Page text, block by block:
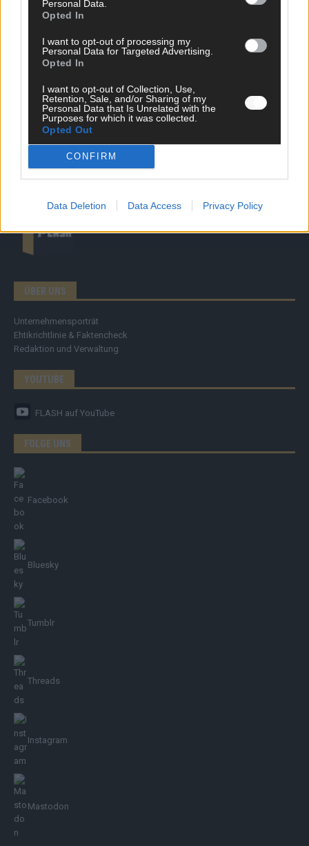
Personal Data.
Opted In
I want to opt-out of processing my
Personal Data for Targeted Advertising.
Opted In
I want to opt-out of Collection, Use,
Retention, Sale, and/or Sharing of my
Personal Data that Is Unrelated with the
Purposes for which it was collected.
Opted Out
CONFIRM
Data Deletion Data Access Privacy Policy
DIREKT ZUM THEMA
Politik & Co
Money Matters
Brainpower
Specials
Meinung
Streams & Storys
Eurovision
ÜBER UNS
Unternehmensporträt
Ehtikrichtlinie & Faktencheck
Redaktion und Verwaltung
YOUTUBE
FLASH auf YouTube
FOLGE UNS
Facebook
Bluesky
Tumblr
Threads
Instagram
Mastodon